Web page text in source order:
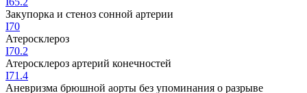
Закупорка и стеноз сонной артерии
I70
Атеросклероз
I70.2
Атеросклероз артерий конечностей
I71.4
Аневризма брюшной аорты без упоминания о разрыве